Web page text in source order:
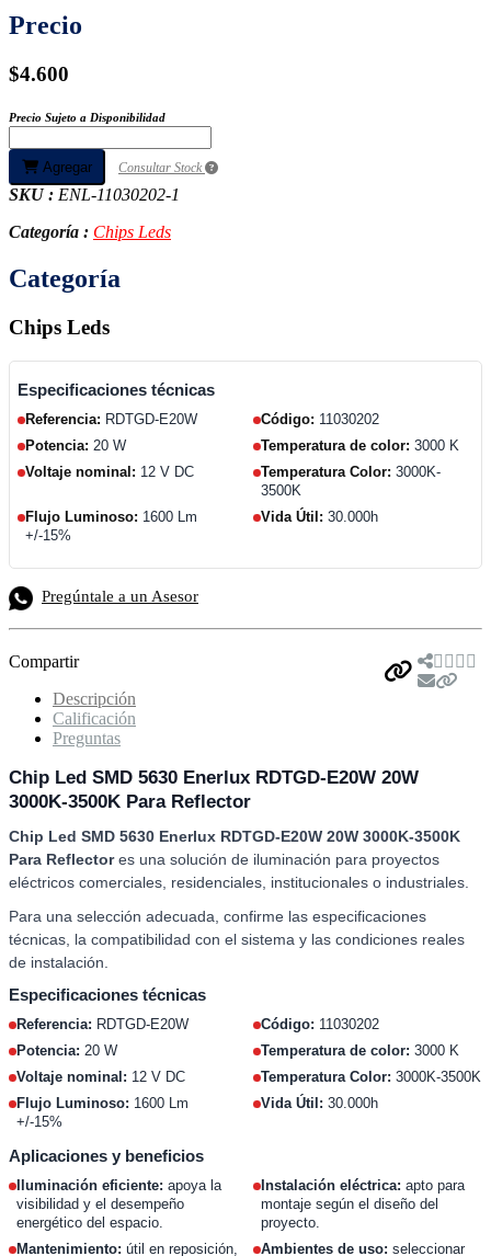
Precio
$4.600
Precio Sujeto a Disponibilidad
Agregar Consultar Stock
SKU : ENL-11030202-1
Categoría : Chips Leds
Categoría
Chips Leds
Especificaciones técnicas
Referencia: RDTGD-E20W Código: 11030202
Potencia: 20 W Temperatura de color: 3000 K
Voltaje nominal: 12 V DC Temperatura Color: 3000K-
3500K
Flujo Luminoso: 1600 Lm
+/-15%
Vida Útil: 30.000h
Pregúntale a un Asesor
Compartir
Descripción
Calificación
Preguntas
Chip Led SMD 5630 Enerlux RDTGD-E20W 20W
3000K-3500K Para Reflector
Chip Led SMD 5630 Enerlux RDTGD-E20W 20W 3000K-3500K
Para Reflectores una solución de iluminación para proyectos
eléctricos comerciales, residenciales, institucionales o industriales.
Para una selección adecuada, confirme las especificaciones
técnicas, la compatibilidad con el sistema y las condiciones reales
de instalación.
Especificaciones técnicas
Referencia: RDTGD-E20W Código: 11030202
Potencia: 20 W Temperatura de color: 3000 K
Voltaje nominal: 12 V DC Temperatura Color: 3000K-3500K
Flujo Luminoso: 1600 Lm
+/-15%
Vida Útil: 30.000h
Aplicaciones y beneficios
Iluminación eficiente: apoya la
visibilidad y el desempeño
energético del espacio.
Instalación eléctrica: apto para
montaje según el diseño del
proyecto.
Mantenimiento: útil en reposición, Ambientes de uso: seleccionar